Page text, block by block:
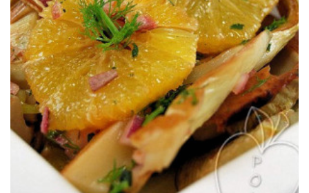
ENSALADA TEMPLADA DE HINOJO
ASADO Y NARANJA
Una ensalada templada ideal para los meses más fríos del año
donde hinojo asado y gajos de naranja nos aportan minerales
perfectos para cuidarnos.